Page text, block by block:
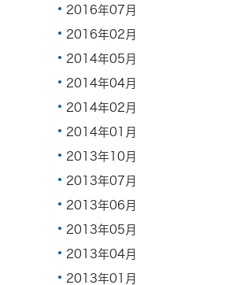
2016年07月
2016年02月
2014年05月
2014年04月
2014年02月
2014年01月
2013年10月
2013年07月
2013年06月
2013年05月
2013年04月
2013年01月